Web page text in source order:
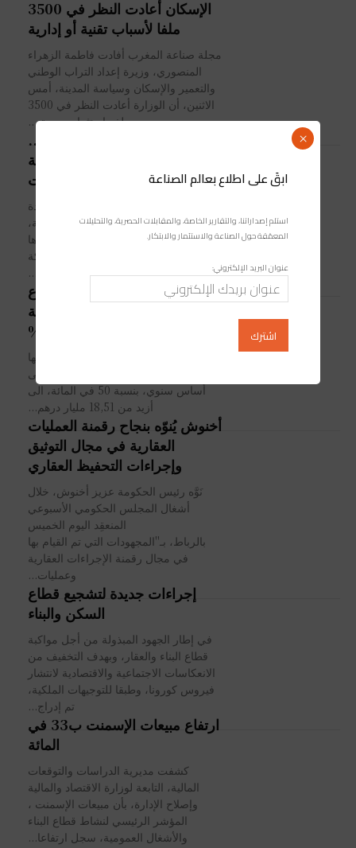
الإسكان أعادت النظر في 3500
ملفا لأسباب تقنية أو إدارية
مجلة صناعة المغرب أفادت فاطمة الزهراء
المنصوري، وزيرة إعداد التراب الوطني
والتعمير والإسكان وسياسة المدينة، أمس
الاثنين، أن الوزارة أعادت النظر في 3500
ملف استثماري سبق...
بشراكة مع مجموعة “Sergic”..
مجموعة “Yamed” تُحدِث شركة
متخصصة في إدارة الممتلكات
كشفت مجموعة Yamed Group، الرائدة
في مجال الخدمات والاستثمارات العقارية،
عن عبور مرحلة جديدة في مسارها
الإنمائي، من خلال إحداث شركة مشترَكة
في مجال...
البنك المركزي يرصد ارتفاع
تمويلات البنوك التشاركية
أفاد بنك المغرب بأن التمويلات التي تمنحها
البنوك التشاركية سجلت ارتفاعا، على
أساس سنوي، بنسبة 50 في المائة، الى
أزيد من 18,51 مليار درهم...
أخنوش يُنوّه بنجاح رقمنة العمليات
العقارية في مجال التوثيق
وإجراءات التحفيظ العقاري
نَوَّه رئيس الحكومة عزيز أخنوش، خلال
أشغال المجلس الحكومي الأسبوعي
المنعقِد اليوم الخميس
بالرباط، بـ"المجهودات التي تم القيام بها
في مجال رقمنة الإجراءات العقارية
وعمليات...
إجراءات جديدة لتشجيع قطاع
السكن والبناء
في إطار الجهود المبذولة من أجل مواكبة
قطاع البناء والعقار، وبهدف التخفيف من
الانعكاسات الاجتماعية والاقتصادية لانتشار
فيروس كورونا، وطبقا للتوجيهات الملكية،
تم إدراج...
ارتفاع مبيعات الإسمنت ب33 في
المائة
كشفت مديرية الدراسات والتوقعات
المالية، التابعة لوزارة الاقتصاد والمالية
وإصلاح الإدارة، بأن مبيعات الإسمنت ،
المؤشر الرئيسي لنشاط قطاع البناء
والأشغال العمومية، سجل ارتفاعا...
ابقَ على اطلاع بعالم الصناعة
استلم إصداراتنا، والتقارير الخاصة، والمقابلات الحصرية، والتحليلات
المعمّقة حول الصناعة والاستثمار والابتكار.
عنوان البريد الإلكتروني:
×